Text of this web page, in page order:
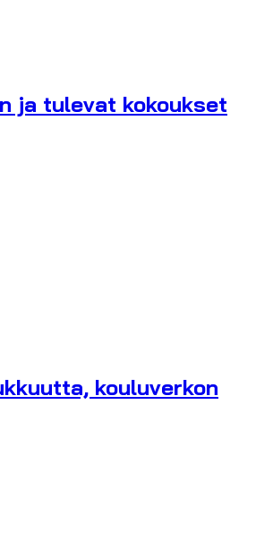
ja tulevat kokoukset
kouluverkon